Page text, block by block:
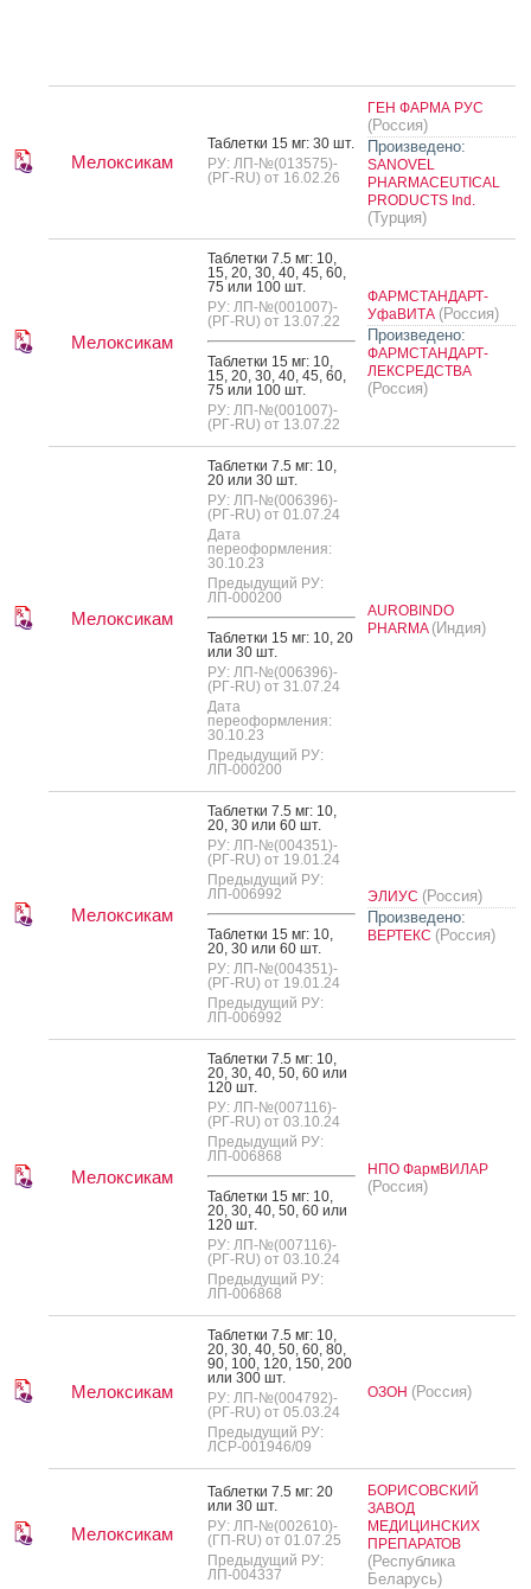
Мелоксикам
Таб­летки 15 мг: 30 шт.
РУ: ЛП-№(013575)-
(РГ-RU) от 16.02.26
ГЕН ФАРМА РУС
(Россия)
Произведено:
SANOVEL
PHARMACEUTICAL
PRODUCTS Ind.
(Турция)
Мелоксикам
Таб­летки 7.5 мг: 10,
15, 20, 30, 40, 45, 60,
75 или 100 шт.
РУ: ЛП-№(001007)-
(РГ-RU) от 13.07.22
Таб­летки 15 мг: 10,
15, 20, 30, 40, 45, 60,
75 или 100 шт.
РУ: ЛП-№(001007)-
(РГ-RU) от 13.07.22
ФАРМСТАНДАРТ-
УфаВИТА (Россия)
Произведено:
ФАРМСТАНДАРТ-
ЛЕКСРЕДСТВА
(Россия)
Мелоксикам
Таб­летки 7.5 мг: 10,
20 или 30 шт.
РУ: ЛП-№(006396)-
(РГ-RU) от 01.07.24
Дата
переоформления:
30.10.23
Предыдущий РУ:
ЛП-000200
Таб­летки 15 мг: 10, 20
или 30 шт.
РУ: ЛП-№(006396)-
(РГ-RU) от 31.07.24
Дата
переоформления:
30.10.23
Предыдущий РУ:
ЛП-000200
AUROBINDO
PHARMA (Индия)
Мелоксикам
Таб­летки 7.5 мг: 10,
20, 30 или 60 шт.
РУ: ЛП-№(004351)-
(РГ-RU) от 19.01.24
Предыдущий РУ:
ЛП-006992
Таб­летки 15 мг: 10,
20, 30 или 60 шт.
РУ: ЛП-№(004351)-
(РГ-RU) от 19.01.24
Предыдущий РУ:
ЛП-006992
ЭЛИУС (Россия)
Произведено:
ВЕРТЕКС (Россия)
Мелоксикам
Таб­летки 7.5 мг: 10,
20, 30, 40, 50, 60 или
120 шт.
РУ: ЛП-№(007116)-
(РГ-RU) от 03.10.24
Предыдущий РУ:
ЛП-006868
Таб­летки 15 мг: 10,
20, 30, 40, 50, 60 или
120 шт.
РУ: ЛП-№(007116)-
(РГ-RU) от 03.10.24
Предыдущий РУ:
ЛП-006868
НПО ФармВИЛАР
(Россия)
Мелоксикам
Таб­летки 7.5 мг: 10,
20, 30, 40, 50, 60, 80,
90, 100, 120, 150, 200
или 300 шт.
РУ: ЛП-№(004792)-
(РГ-RU) от 05.03.24
Предыдущий РУ:
ЛСР-001946/09
ОЗОН (Россия)
Мелоксикам
Таб­летки 7.5 мг: 20
или 30 шт.
РУ: ЛП-№(002610)-
(ГП-RU) от 01.07.25
Предыдущий РУ:
ЛП-004337
БОРИСОВСКИЙ
ЗАВОД
МЕДИЦИНСКИХ
ПРЕПАРАТОВ
(Республика
Беларусь)